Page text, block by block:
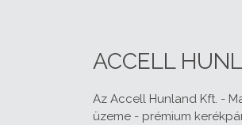
ACCELL
Az Accell Hunland Kft. -
üzeme - prémium